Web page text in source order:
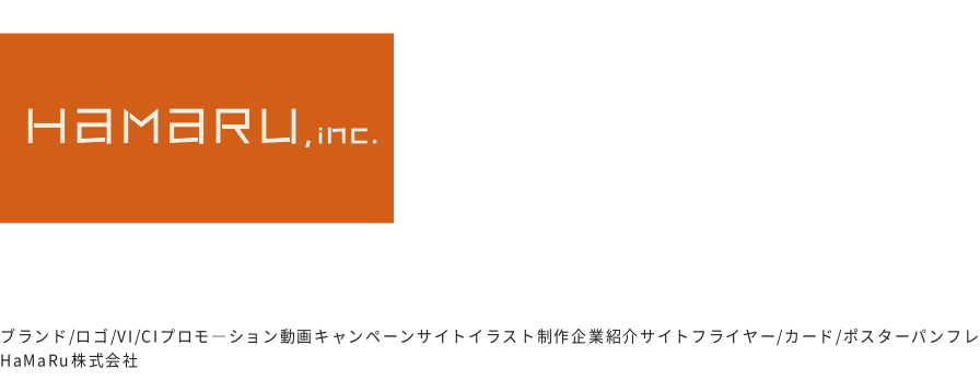
ブランド/ロゴ/VI/CI プロモ―ション動画 キャンペーンサイト イラスト制作企業紹介サイト フライヤー/カード/ポスター パンフ
HaMaRu株式会社